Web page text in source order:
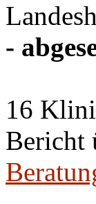
-
16
Bericht